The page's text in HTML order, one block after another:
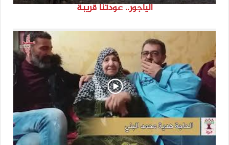
الياجور.. عودتنا قريبة